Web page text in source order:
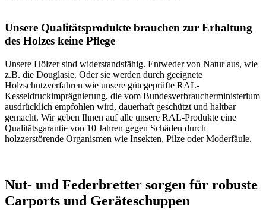
Unsere Qualitätsprodukte brauchen zur Erhaltung
des Holzes keine Pflege
Unsere Hölzer sind widerstandsfähig. Entweder von Natur aus, wie
z.B. die Douglasie. Oder sie werden durch geeignete
Holzschutzverfahren wie unsere gütegeprüfte RAL-
Kesseldruckimprägnierung, die vom Bundesverbraucherministerium
ausdrücklich empfohlen wird, dauerhaft geschützt und haltbar
gemacht. Wir geben Ihnen auf alle unsere RAL-Produkte eine
Qualitätsgarantie von 10 Jahren gegen Schäden durch
holzzerstörende Organismen wie Insekten, Pilze oder Moderfäule.
Nut- und Federbretter sorgen für robuste
Carports und Geräteschuppen